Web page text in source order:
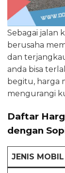
Sebagai jalan
berusaha
dan
anda bisa
begitu, harga
mengurangi
Daftar
dengan
JENIS MOBIL